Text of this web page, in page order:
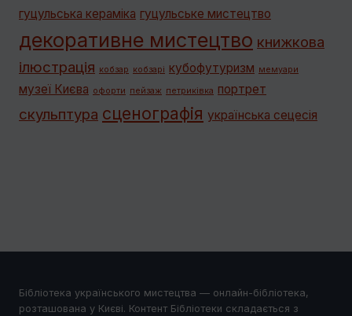
гуцульська кераміка гуцульське мистецтво
декоративне мистецтво книжкова
ілюстрація кобзар кобзарі кубофутуризм мемуари
музеї Києва офорти пейзаж петриківка портрет
скульптура сценографія українська сецесія
Бібліотека українського мистецтва — онлайн-бібліотека,
розташована у Києві. Контент Бібліотеки складається з